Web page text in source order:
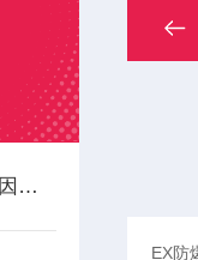
浅述高温油泵的常见故障原因及解决方法